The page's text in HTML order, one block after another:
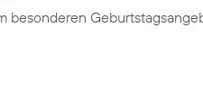
besonderen